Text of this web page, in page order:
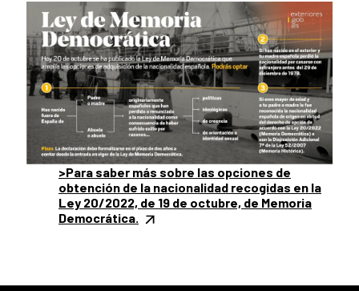
>Para saber más sobre las opciones de
obtención de la nacionalidad recogidas en la
Ley 20/2022, de 19 de octubre, de Memoria
Democrática.